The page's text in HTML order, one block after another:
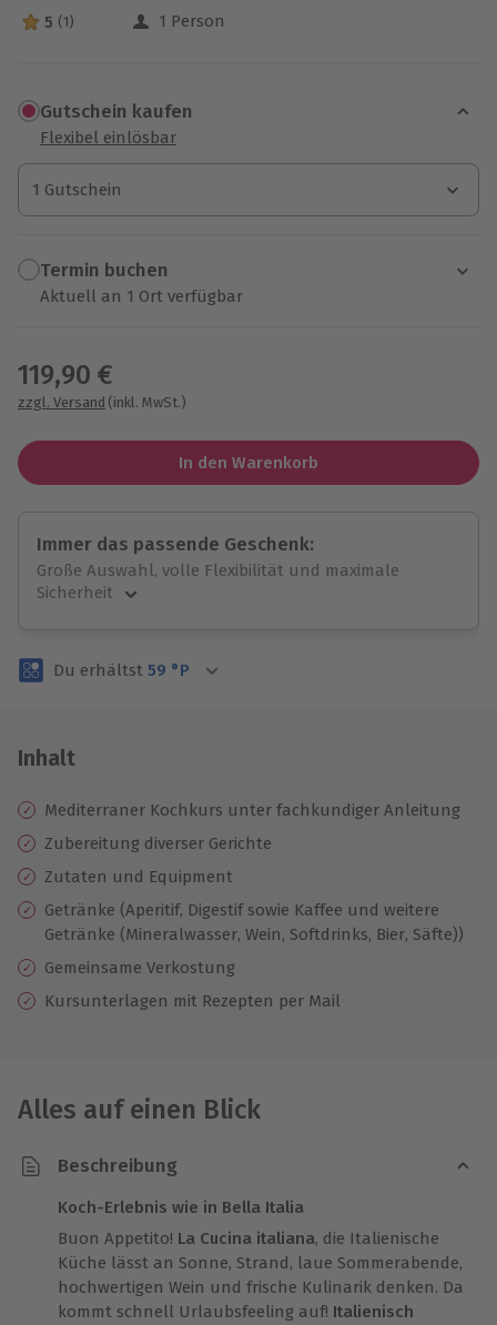
5 Sterne von 5 aus 1 Bewertungen
5 (1) 1 Person
Gutschein kaufen
Flexibel einlösbar
1 Gutschein
1 Gutschein
1 Gutschein
Termin buchen
Aktuell an 1 Ort verfügbar
119,90 €
zzgl. Versand (inkl. MwSt.)
In den Warenkorb
Immer das passende Geschenk:
Große Auswahl, volle Flexibilität und maximale
Sicherheit
Volle Flexibilität
3 Jahre gültig & verlängerbar.
Du erhältst 59 °P
Inhalt
Mediterraner Kochkurs unter fachkundiger Anleitung
Zubereitung diverser Gerichte
Zutaten und Equipment
Getränke (Aperitif, Digestif sowie Kaffee und weitere
Getränke (Mineralwasser, Wein, Softdrinks, Bier, Säfte))
Gemeinsame Verkostung
Kursunterlagen mit Rezepten per Mail
Alles auf einen Blick
Beschreibung
Koch-Erlebnis wie in Bella Italia
Buon Appetito! La Cucina italiana, die Italienische
Küche lässt an Sonne, Strand, laue Sommerabende,
hochwertigen Wein und frische Kulinarik denken. Da
kommt schnell Urlaubsfeeling auf! Italienisch